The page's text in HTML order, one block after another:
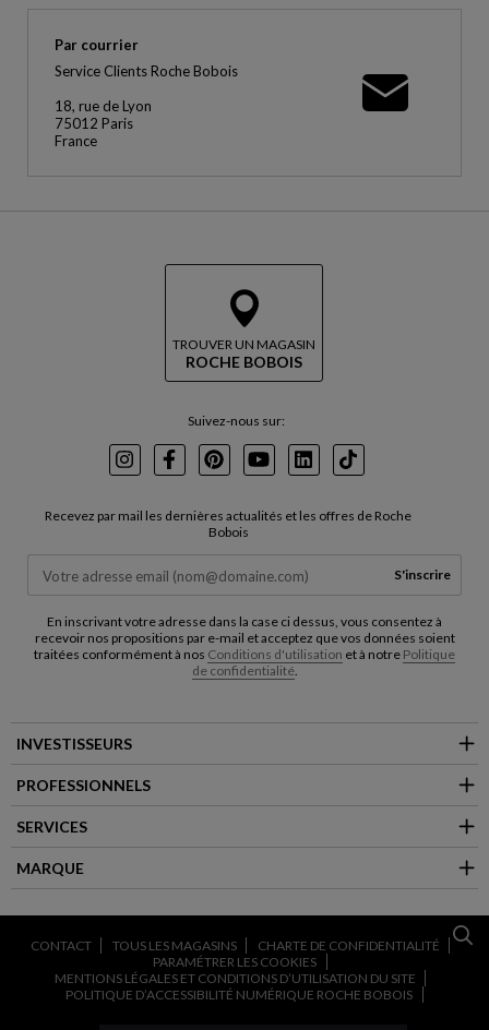
Par courrier
Service Clients Roche Bobois
18, rue de Lyon
75012 Paris
France
TROUVER UN MAGASIN
ROCHE BOBOIS
Suivez-nous sur:
InstagramFacebookPinterest
YoutubeLinkedInTikTok
Recevez par mail les dernières actualités et les offres de Roche
Bobois
S'inscrire
En inscrivant votre adresse dans la case ci dessus, vous consentez à
recevoir nos propositions par e-mail et acceptez que vos données soient
traitées conformément à nos Conditions d'utilisation et à notre Politique
de confidentialité.
INVESTISSEURS
PROFESSIONNELS
SERVICES
MARQUE
CONTACT TOUS LES MAGASINS
CHARTE DE CONFIDENTIALITÉ
PARAMÉTRER LES COOKIES
MENTIONS LÉGALES ET CONDITIONS D’UTILISATION DU SITE
POLITIQUE D’ACCESSIBILITÉ NUMÉRIQUE ROCHE BOBOIS